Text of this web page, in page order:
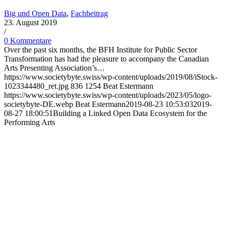
Big und Open Data, Fachbeitrag
23. August 2019
/
0 Kommentare
Over the past six months, the BFH Institute for Public Sector
Transformation has had the pleasure to accompany the Canadian
Arts Presenting Association’s…
https://www.societybyte.swiss/wp-content/uploads/2019/08/iStock-
1023344480_ret.jpg 836 1254 Beat Estermann
https://www.societybyte.swiss/wp-content/uploads/2023/05/logo-
societybyte-DE.webp Beat Estermann2019-08-23 10:53:032019-
08-27 18:00:51Building a Linked Open Data Ecosystem for the
Performing Arts